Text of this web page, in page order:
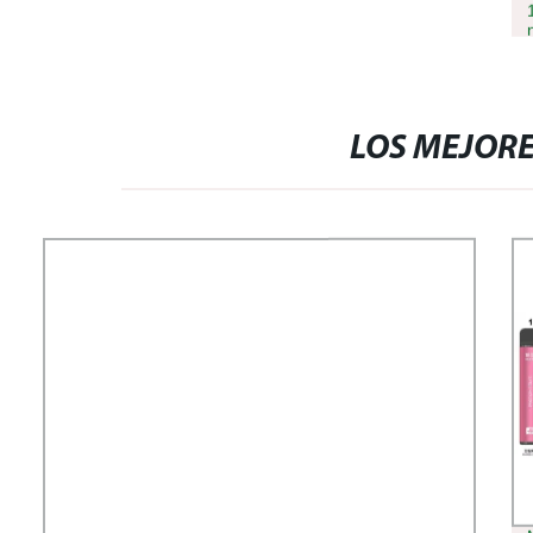
LOS